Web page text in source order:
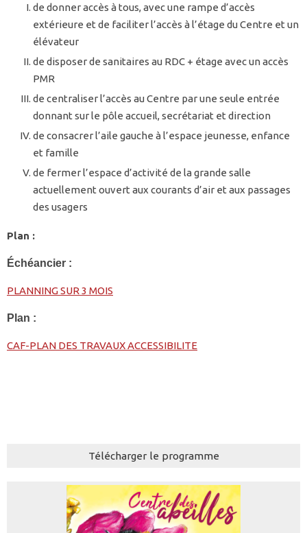
de donner accès à tous, avec une rampe d’accès
extérieure et de faciliter l’accès à l’étage du Centre et un
élévateur
de disposer de sanitaires au RDC + étage avec un accès
PMR
de centraliser l’accès au Centre par une seule entrée
donnant sur le pôle accueil, secrétariat et direction
de consacrer l’aile gauche à l’espace jeunesse, enfance
et famille
de fermer l’espace d’activité de la grande salle
actuellement ouvert aux courants d’air et aux passages
des usagers
Plan :
Échéancier :
PLANNING SUR 3 MOIS
Plan :
CAF-PLAN DES TRAVAUX ACCESSIBILITE
Télécharger le programme